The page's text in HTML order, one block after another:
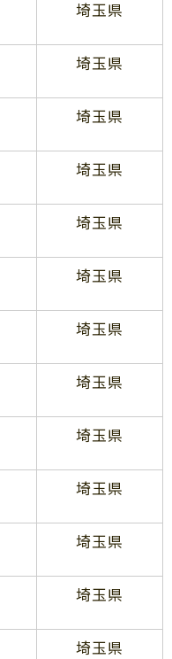
埼玉県
埼玉県
埼玉県
埼玉県
埼玉県
埼玉県
埼玉県
埼玉県
埼玉県
埼玉県
埼玉県
埼玉県
埼玉県